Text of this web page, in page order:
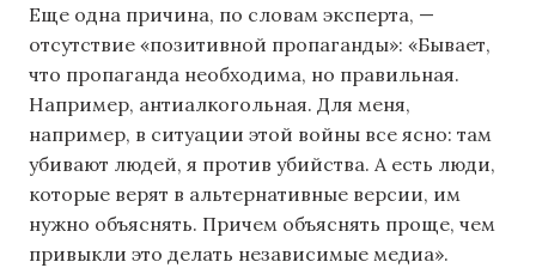
Еще одна причина, по словам эксперта, —
отсутствие «позитивной пропаганды»: «Бывает,
что пропаганда необходима, но правильная.
Например, антиалкогольная. Для меня,
например, в ситуации этой войны все ясно: там
убивают людей, я против убийства. А есть люди,
которые верят в альтернативные версии, им
нужно объяснять. Причем объяснять проще, чем
привыкли это делать независимые медиа».